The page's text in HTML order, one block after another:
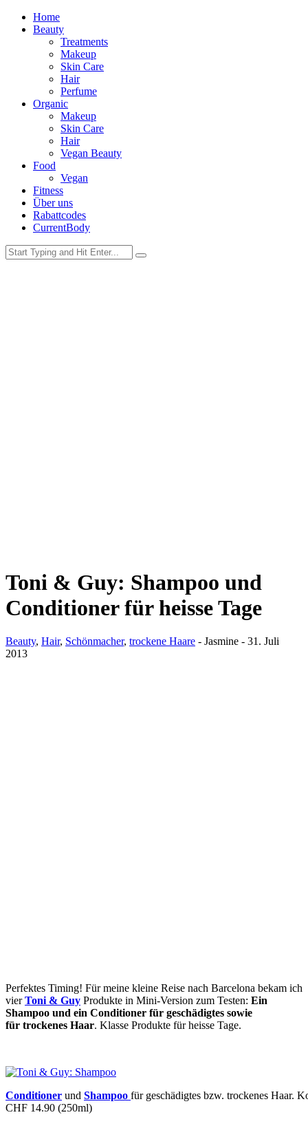
Home
Beauty
Treatments
Makeup
Skin Care
Hair
Perfume
Organic
Makeup
Skin Care
Hair
Vegan Beauty
Food
Vegan
Fitness
Über uns
Rabattcodes
CurrentBody
Toni & Guy: Shampoo und
Conditioner für heisse Tage
Beauty, Hair, Schönmacher, trockene Haare - Jasmine - 31. Juli
2013
Perfektes Timing! Für meine kleine Reise nach Barcelona bekam ich
vierToni & Guy Produkte in Mini-Version zum Testen: Ein
Shampoo und ein Conditioner für geschädigtes sowie
für trockenes Haar. Klasse Produkte für heisse Tage.
Conditioner und Shampoo für geschädigtes bzw. trockenes Haar.
CHF 14.90 (250ml)